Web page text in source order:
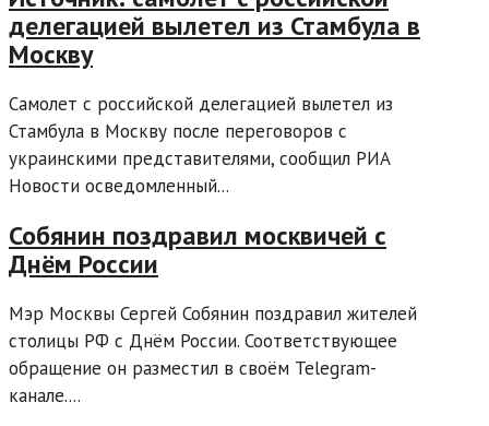
делегацией вылетел из Стамбула в
Москву
Самолет с российской делегацией вылетел из
Стамбула в Москву после переговоров с
украинскими представителями, сообщил РИА
Новости осведомленный...
Собянин поздравил москвичей с
Днём России
Мэр Москвы Сергей Собянин поздравил жителей
столицы РФ с Днём России. Соответствующее
обращение он разместил в своём Telegram-
канале....